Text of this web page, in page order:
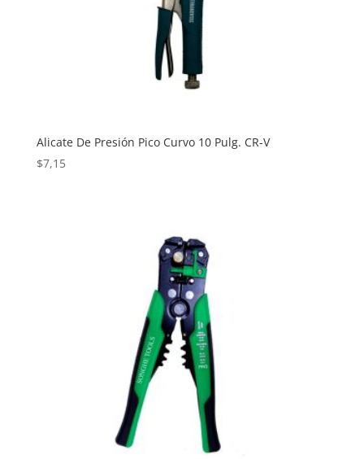
Alicate De Presión Pico Curvo 10 Pulg. CR-V
$7,15